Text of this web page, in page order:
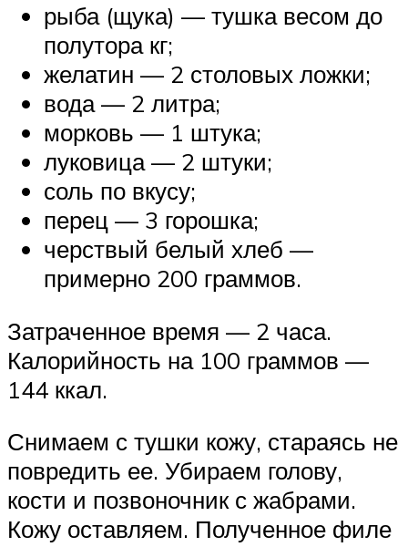
рыба (щука) — тушка весом до
полутора кг;
желатин — 2 столовых ложки;
вода — 2 литра;
морковь — 1 штука;
луковица — 2 штуки;
соль по вкусу;
перец — 3 горошка;
черствый белый хлеб —
примерно 200 граммов.
Затраченное время — 2 часа.
Калорийность на 100 граммов —
144 ккал.
Снимаем с тушки кожу, стараясь не
повредить ее. Убираем голову,
кости и позвоночник с жабрами.
Кожу оставляем. Полученное филе